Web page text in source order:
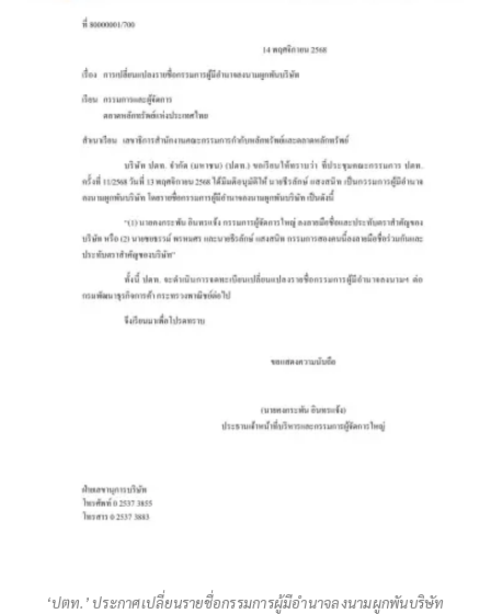
‘ปตท.’ ประกาศเปลี่ยนรายชื่อกรรมการผู้มีอำนาจลงนามผูกพันบริษัท